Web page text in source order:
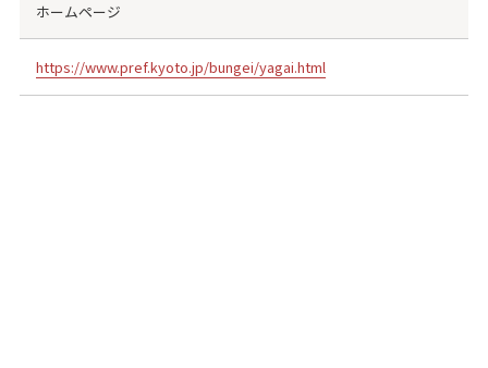
ホームページ
https://www.pref.kyoto.jp/bungei/yagai.html